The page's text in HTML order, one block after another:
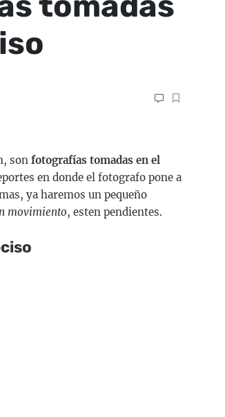
son fotografías tomadas en el
en donde el fotografo pone a
ya haremos un pequeño
movimiento, esten pendientes.